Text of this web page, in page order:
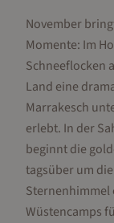
November
Momente: Im
Schneeflocken
Land eine
Marrakesch
erlebt. In der
beginnt die
tagsüber um
Wüstencamps